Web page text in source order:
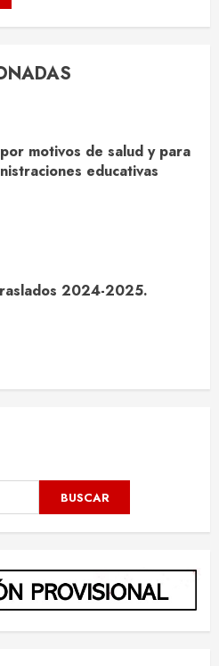
motivos de salud y para
educativas
2024-2025.
BUSCAR